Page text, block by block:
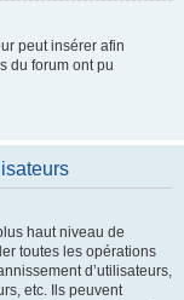
peut insérer afin
du forum ont pu
haut niveau de
toutes les opérations
d’utilisateurs,
etc. Ils peuvent